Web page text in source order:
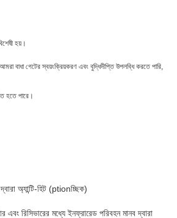
হয়।
বাধা গেটের স্বয়ংক্রিয়করণ এবং বুদ্ধিদীপ্তি উপলব্ধি করতে পারি,
হতে পারে।
অ্যান্টি-হিট (ptionচ্ছিক)
এবং রিসিভারের মধ্যে ইনফ্রারেড পরিবহন মানব দ্বারা